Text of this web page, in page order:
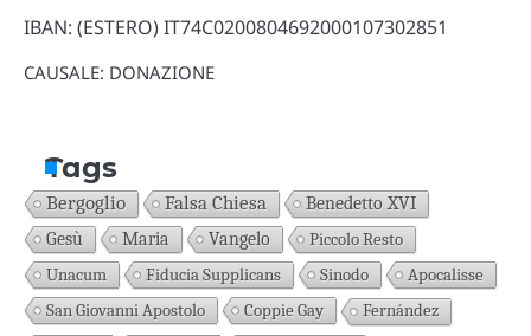
IBAN: (ESTERO) IT74C0200804692000107302851
CAUSALE: DONAZIONE
Tags
Bergoglio Falsa Chiesa Benedetto XVI
Gesù Maria Vangelo
Piccolo Resto
Unacum
Fiducia Supplicans Sinodo
Apocalisse
San Giovanni Apostolo
Coppie Gay
Fernández